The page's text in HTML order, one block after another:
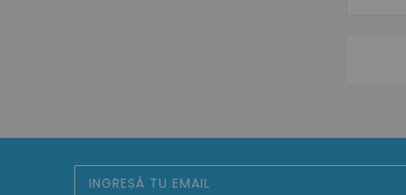
Suscríbase